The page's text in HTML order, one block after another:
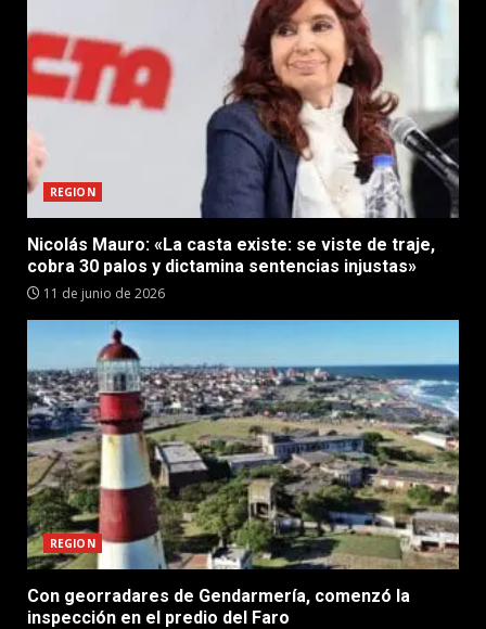
REGION
Nicolás Mauro: «La casta existe: se viste de traje,
cobra 30 palos y dictamina sentencias injustas»
11 de junio de 2026
REGION
Con georradares de Gendarmería, comenzó la
inspección en el predio del Faro